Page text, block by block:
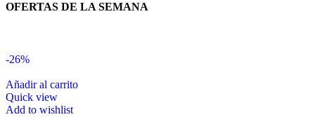
OFERTAS DE LA SEMANA
-26%
Añadir al carrito
Quick view
Add to wishlist